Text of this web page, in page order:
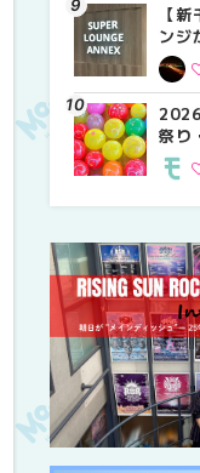
【
ンジ
ラウ
紹
祭り